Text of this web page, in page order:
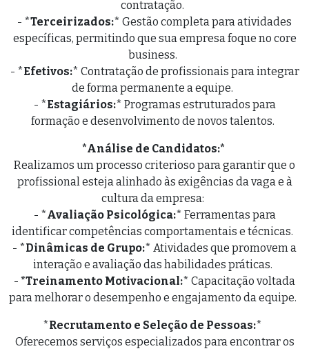
contratação.
- *Terceirizados:* Gestão completa para atividades
específicas, permitindo que sua empresa foque no core
business.
- *Efetivos:* Contratação de profissionais para integrar
de forma permanente a equipe.
- *Estagiários:* Programas estruturados para
formação e desenvolvimento de novos talentos.
*Análise de Candidatos:*
Realizamos um processo criterioso para garantir que o
profissional esteja alinhado às exigências da vaga e à
cultura da empresa:
- *Avaliação Psicológica:* Ferramentas para
identificar competências comportamentais e técnicas.
- *Dinâmicas de Grupo:* Atividades que promovem a
interação e avaliação das habilidades práticas.
- *Treinamento Motivacional:* Capacitação voltada
para melhorar o desempenho e engajamento da equipe.
*Recrutamento e Seleção de Pessoas:*
Oferecemos serviços especializados para encontrar os